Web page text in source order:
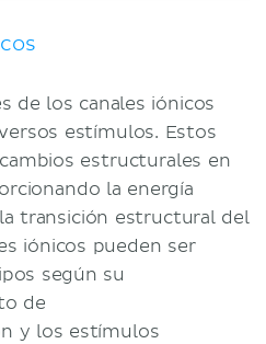
de los canales iónicos
estímulos. Estos
estructurales en
la energía
transición estructural del
iónicos pueden ser
según su
de
y los estímulos